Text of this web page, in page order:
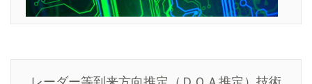
レーダー等到来方向推定（ＤＯＡ推定）技術